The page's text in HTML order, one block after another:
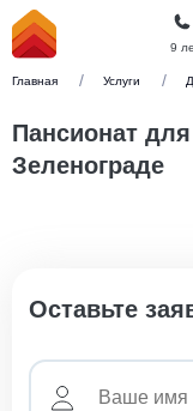
9
Главная Услуги
Пансионат
Зеленограде
Оставьте